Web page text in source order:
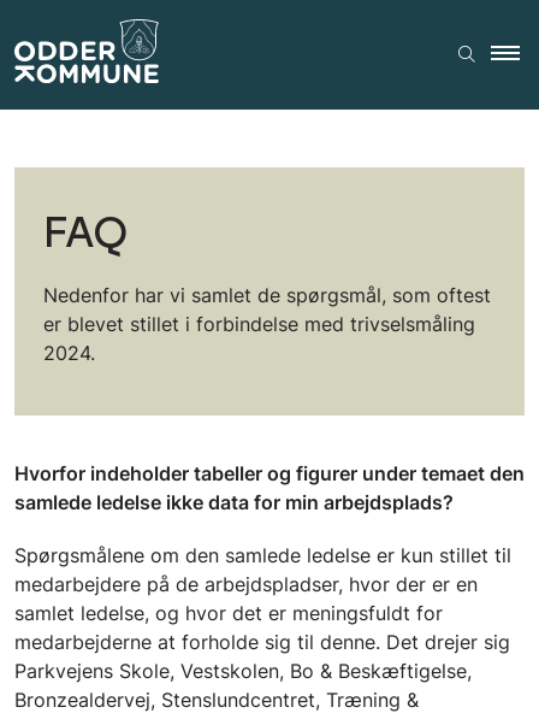
FAQ
Nedenfor har vi samlet de spørgsmål, som oftest
er blevet stillet i forbindelse med trivselsmåling
2024.
Hvorfor indeholder tabeller og figurer under temaet den
samlede ledelse ikke data for min arbejdsplads?
Spørgsmålene om den samlede ledelse er kun stillet til
medarbejdere på de arbejdspladser, hvor der er en
samlet ledelse, og hvor det er meningsfuldt for
medarbejderne at forholde sig til denne. Det drejer sig
Parkvejens Skole, Vestskolen, Bo & Beskæftigelse,
Bronzealdervej, Stenslundcentret, Træning &